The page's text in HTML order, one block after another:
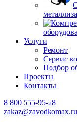
Услуги
Ремонт
Сервис
Подбор
Проекты
Контакты
8 800 555-95-28
zakaz@zavodkomax.ru